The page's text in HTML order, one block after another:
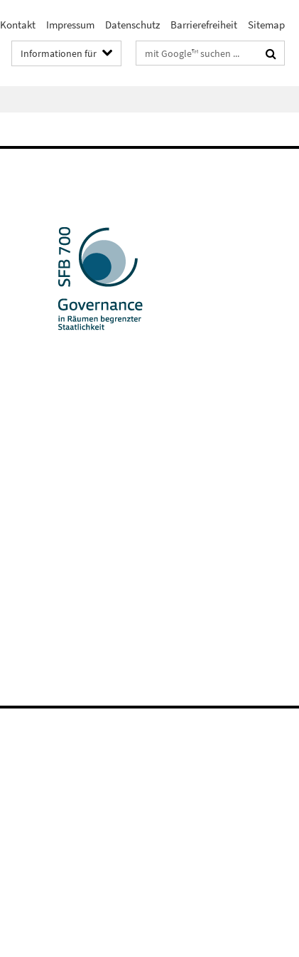
Kontakt Impressum Datenschutz Barrierefreiheit Sitemap
Informationen für Suchbegriffe